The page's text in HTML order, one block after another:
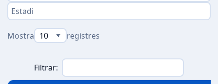
Mostra registres
Filtrar: